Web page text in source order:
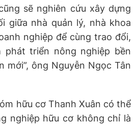
sẽ nghiên cứu xây dựng
giữa nhà quản lý, nhà khoa
nghiệp để cùng trao đổi,
phát triển nông nghiệp bền
mới”, ông Nguyễn Ngọc Tân
hữu cơ Thanh Xuân có thể
nghiệp hữu cơ không chỉ là